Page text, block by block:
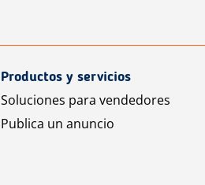
Productos y servicios
Soluciones para vendedores
Publica un anuncio